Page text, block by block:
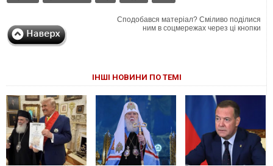
Сподобався матеріал? Сміливо поділися
ним в соцмережах через ці кнопки
ІНШІ НОВИНИ ПО ТЕМІ